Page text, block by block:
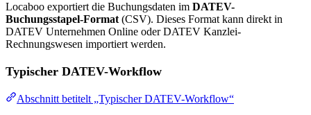
Locaboo exportiert die Buchungsdaten im DATEV-
Buchungsstapel-Format (CSV). Dieses Format kann direkt in
DATEV Unternehmen Online oder DATEV Kanzlei-
Rechnungswesen importiert werden.
Typischer DATEV-Workflow
Abschnitt betitelt „Typischer DATEV-Workflow“